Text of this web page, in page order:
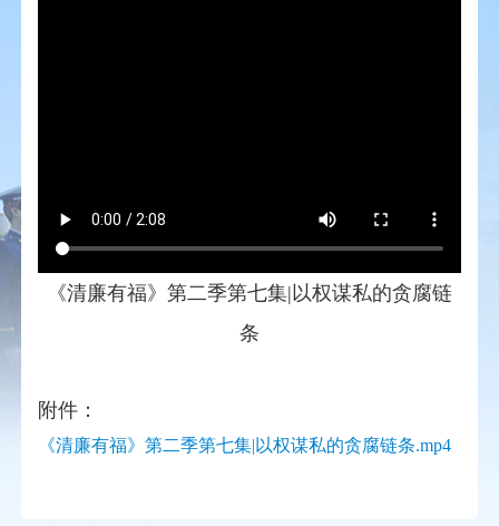
《清廉有福》第二季第七集|以权谋私的贪腐链
条
附件：
《清廉有福》第二季第七集|以权谋私的贪腐链条.mp4